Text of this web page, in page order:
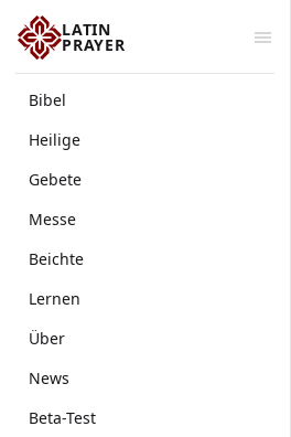
LATIN
PRAYER
Bibel
Heilige
Gebete
Messe
Beichte
Lernen
Über
News
Beta-Test